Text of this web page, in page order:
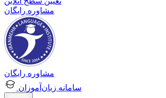
مشاوره رایگان
مشاوره رایگان
سامانه زبان‌آموزان